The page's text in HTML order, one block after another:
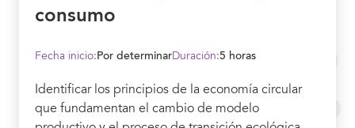
consumo
Fecha inicio:Por determinarDuración:5 horas
Identificar los principios de la economía circular
que fundamentan el cambio de modelo